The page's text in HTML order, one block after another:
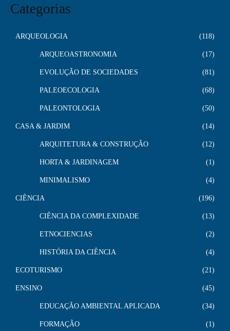
Categorias
ARQUEOLOGIA 118
ARQUEOASTRONOMIA 17
EVOLUÇÃO DE SOCIEDADES 81
PALEOECOLOGIA 68
PALEONTOLOGIA 50
CASA & JARDIM 14
ARQUITETURA & CONSTRUÇÃO 12
HORTA & JARDINAGEM 1
MINIMALISMO 4
CIÊNCIA 196
CIÊNCIA DA COMPLEXIDADE 13
ETNOCIENCIAS 2
HISTÓRIA DA CIÊNCIA 4
ECOTURISMO 21
ENSINO 45
EDUCAÇÃO AMBIENTAL APLICADA 34
FORMAÇÃO 1